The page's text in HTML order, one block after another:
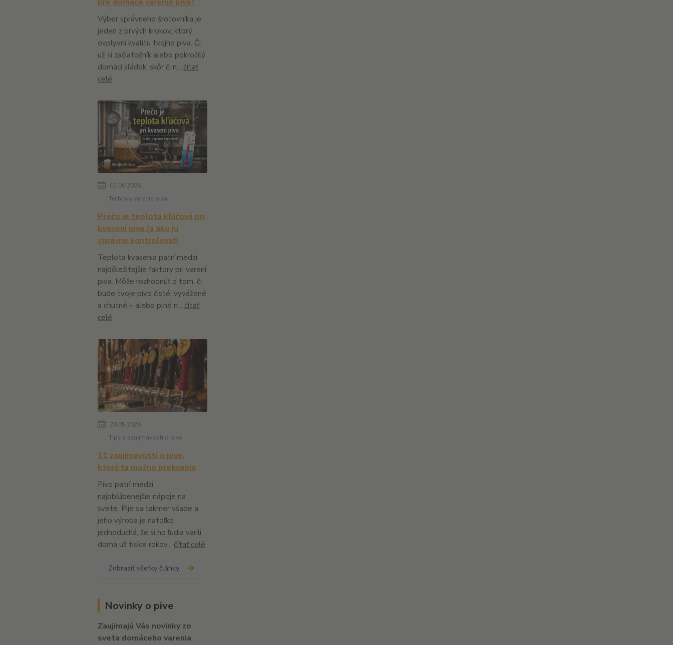
Výber správneho šrotovníka je
jeden z prvých krokov, ktorý
ovplyvní kvalitu tvojho piva. Či
už si začiatočník alebo pokročilý
domáci sládok, skôr či n... čítať
celé
02.06.2026
Techniky varenia piva
Prečo je teplota kľúčová pri
kvasení piva (a ako ju
správne kontrolovať)
Teplota kvasenia patrí medzi
najdôležitejšie faktory pri varení
piva. Môže rozhodnúť o tom, či
bude tvoje pivo čisté, vyvážené
a chutné – alebo plné n... čítať
celé
26.05.2026
Tipy a zaujímavosti o pive
11 zaujímavostí o pive,
ktoré ťa možno prekvapia
Pivo patrí medzi
najobľúbenejšie nápoje na
svete. Pije sa takmer všade a
jeho výroba je natoľko
jednoduchá, že si ho ľudia varili
doma už tisíce rokov... čítať celé
Zobraziť všetky články
Novinky o pive
Zaujímajú Vás novinky zo
sveta domáceho varenia